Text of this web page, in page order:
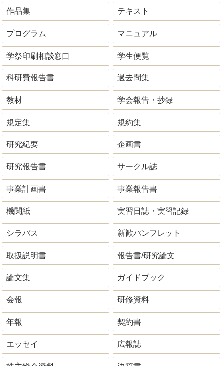
作品集 テキスト
プログラム マニュアル
学祭印刷相談窓口 学生便覧
科研費報告書 過去問集
教材 学会報告・抄録
規定集 規約集
研究紀要 企画書
研究報告書 サークル誌
事業計画書 事業報告書
機関紙 実習日誌・実習記録
シラバス 新歓パンフレット
取扱説明書 報告書/研究論文
論文集 ガイドブック
会報 研修資料
年報 契約書
エッセイ 広報誌